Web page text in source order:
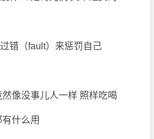
错（fault）来惩罚自己
像没事儿人一样 照样吃喝
什么用